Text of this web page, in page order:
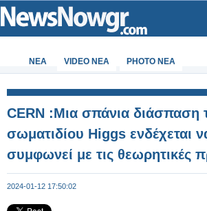
ΝΕΑ VIDEO NEA PHOTO NEA
CERN :Μια σπάνια διάσπαση
σωματιδίου Higgs ενδέχεται
συμφωνεί με τις θεωρητικές
2024-01-12 17:50:02